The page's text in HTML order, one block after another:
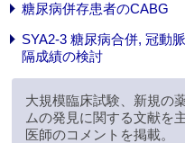
糖尿病併存患者のCABG
SYA2-3 糖尿病合併, 冠動
隔成績の検討
大規模臨床試験、新規の
ムの発見に関する文献を
医師のコメントを掲載。